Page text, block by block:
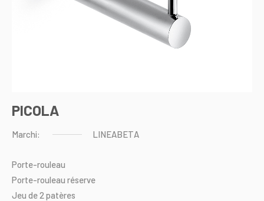
PICOLA
Marchi: LINEABETA
Porte-rouleau
Porte-rouleau réserve
Jeu de2 patères